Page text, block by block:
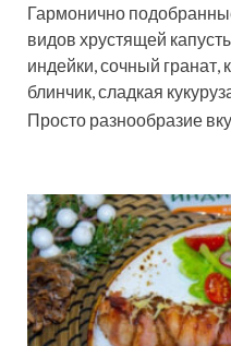
Гармонично
видов хрустящей
индейки, сочный гранат,
блинчик, сладкая
Просто разнообразие